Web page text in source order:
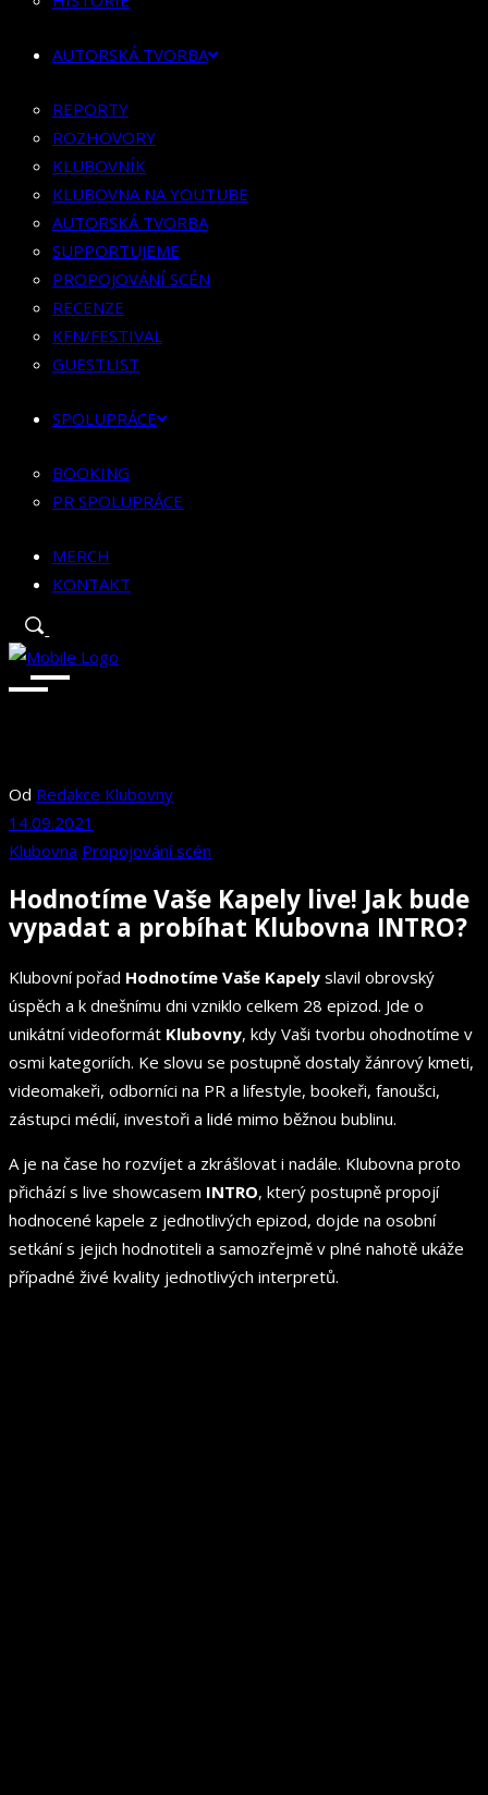
KLUBOVNA NA YOUTUBE
SUPPORTUJEME
PROPOJOVÁNÍ SCÉN
RECENZE
KFN/FESTIVAL
GUESTLIST
SPOLUPRÁCE
BOOKING
PR SPOLUPRÁCE
MERCH
AUTORSKÁ TVORBA
REPORTY
ROZHOVORY
KLUBOVNÍK
KLUBOVNA NA YOUTUBE
AUTORSKÁ TVORBA
SUPPORTUJEME
PROPOJOVÁNÍ SCÉN
RECENZE
KFN/FESTIVAL
GUESTLIST
SPOLUPRÁCE
BOOKING
PR SPOLUPRÁCE
MERCH
KONTAKT
Od Redakce Klubovny
14.09.2021
Klubovna Propojování scén
Hodnotíme Vaše Kapely live! Jak bude
vypadat a probíhat Klubovna INTRO?
Klubovní pořad Hodnotíme Vaše Kapely slavil obrovský
úspěch a k dnešnímu dni vzniklo celkem 28 epizod. Jde o
unikátní videoformát Klubovny, kdy Vaši tvorbu ohodnotíme v
osmi kategoriích. Ke slovu se postupně dostaly žánrový kmeti,
videomakeři, odborníci na PR a lifestyle, bookeři, fanoušci,
zástupci médií, investoři a lidé mimo běžnou bublinu.
A je na čase ho rozvíjet a zkrášlovat i nadále. Klubovna proto
přichází s live showcasem INTRO, který postupně propojí
hodnocené kapele z jednotlivých epizod, dojde na osobní
setkání s jejich hodnotiteli a samozřejmě v plné nahotě ukáže
případné živé kvality jednotlivých interpretů.